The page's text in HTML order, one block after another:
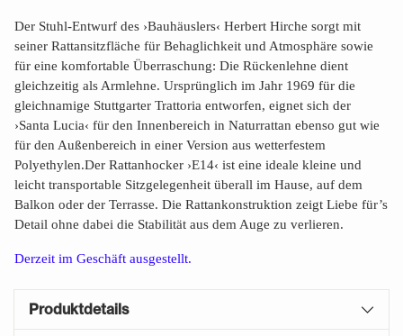
Der Stuhl-Entwurf des ›Bauhäuslers‹ Herbert Hirche sorgt mit
seiner Rattansitzfläche für Behaglichkeit und Atmosphäre sowie
für eine komfortable Überraschung: Die Rückenlehne dient
gleichzeitig als Armlehne. Ursprünglich im Jahr 1969 für die
gleichnamige Stuttgarter Trattoria entworfen, eignet sich der
›Santa Lucia‹ für den Innenbereich in Naturrattan ebenso gut wie
für den Außenbereich in einer Version aus wetterfestem
Polyethylen.Der Rattanhocker ›E14‹ ist eine ideale kleine und
leicht transportable Sitzgelegenheit überall im Hause, auf dem
Balkon oder der Terrasse. Die Rattankonstruktion zeigt Liebe für’s
Detail ohne dabei die Stabilität aus dem Auge zu verlieren.
Derzeit im Geschäft ausgestellt.
Produktdetails